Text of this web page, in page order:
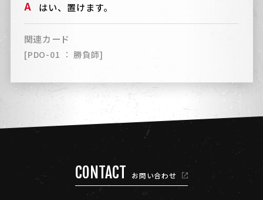
はい、置けます。
関連カード
[PDO-01 ： 勝負師]
CONTACT お問い合わせ